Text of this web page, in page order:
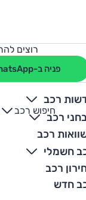
רוצים
פניה ב-WhatsApp
רכב
רכב
רכב
חשמלי
רכב
חדש
חיפוש רכב
+
-